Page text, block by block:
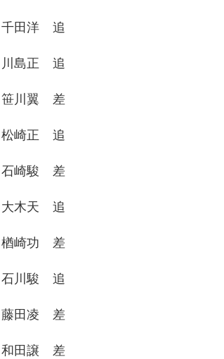
千田洋 追
川島正 追
笹川翼 差
松崎正 追
石崎駿 差
大木天 追
楢崎功 差
石川駿 追
藤田凌 差
和田譲 差